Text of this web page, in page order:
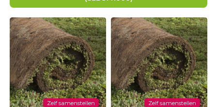
Zelf samenstellen Zelf samenstellen